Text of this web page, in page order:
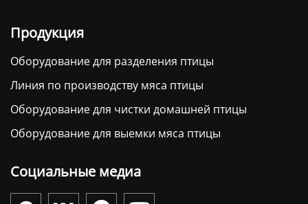
Продукция
Оборудование для разделения птицы
Линия по производству мяса птицы
Оборудование для чистки домашней птицы
Оборудование для выемки мяса птицы
Социальные медиа